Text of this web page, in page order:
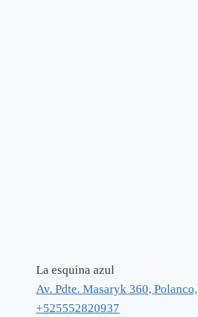
La esquina azul
Av. Pdte. Masaryk 360,
+525552820937